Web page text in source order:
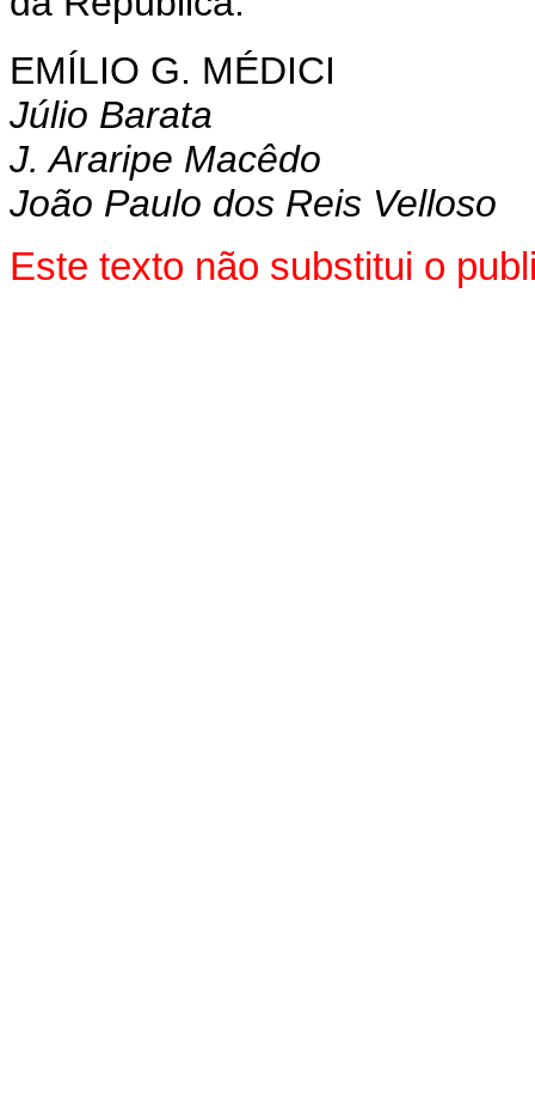
EMÍLIO G. MÉDICI
Júlio Barata
J. Araripe Macêdo
João Paulo dos Reis Velloso
Este texto não substitui o